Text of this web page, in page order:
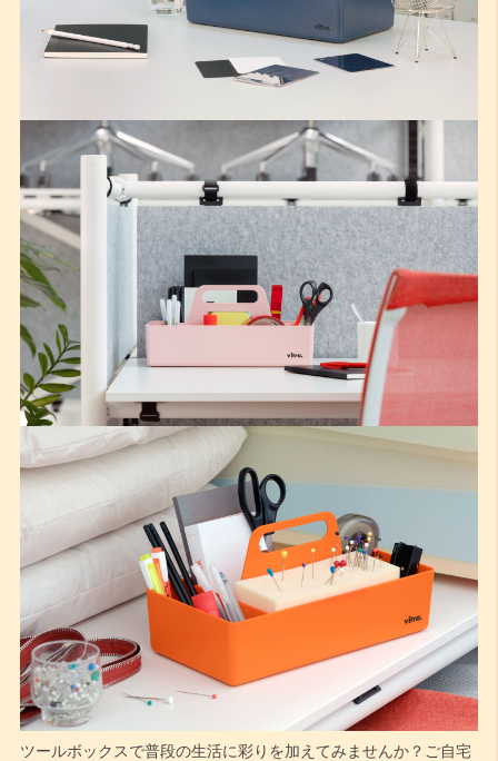
ツールボックスで普段の生活に彩りを加えてみませんか？ご自宅